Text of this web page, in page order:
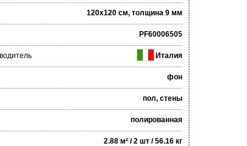
120x120 см, толщина 9 мм
PF60006505
Италия
фон
пол, стены
полированная
2.88 м² / 2 шт / 56.16 кг